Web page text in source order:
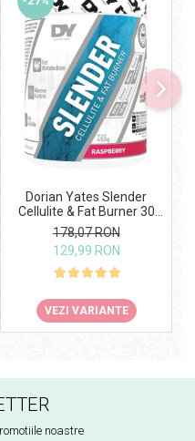
Dorian Yates Slender
Cellulite & Fat Burner 30
serv
178,07 RON
129,99 RON
VEZI VARIANTE
noastre